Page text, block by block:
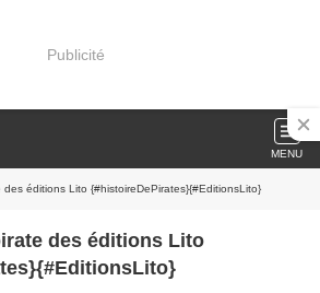
Publicité
MENU
éditions Lito {#histoireDePirates}{#EditionsLito}
des éditions Lito